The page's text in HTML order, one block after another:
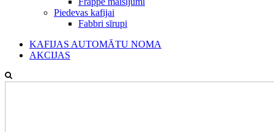
Piedevas kafijai
Fabbri sīrupi
KAFIJAS AUTOMĀTU NOMA
AKCIJAS